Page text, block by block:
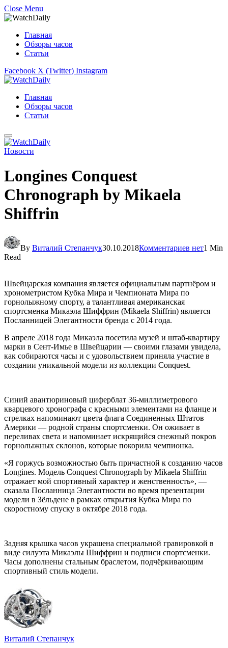
Close Menu
Главная
Обзоры часов
Статьи
Facebook X (Twitter) Instagram
Главная
Обзоры часов
Статьи
Новости
Longines Conquest
Chronograph by Mikaela
Shiffrin
By Виталий Степанчук30.10.2018Комментариев нет1 Min
Read
Швейцарская компания является официальным партнёром и
хронометристом Кубка Мира и Чемпионата Мира по
горнолыжному спорту, а талантливая американская
спортсменка Микаэла Шиффрин (Mikaela Shiffrin) является
Посланницей Элегантности бренда с 2014 года.
В апреле 2018 года Микаэла посетила музей и штаб-квартиру
марки в Сент-Имье в Швейцарии — своими глазами увидела,
как собираются часы и с удовольствием приняла участие в
создании уникальной модели из коллекции Conquest.
Синий авантюриновый циферблат 36-миллиметрового
кварцевого хронографа с красными элементами на фланце и
стрелках напоминают цвета флага Соединенных Штатов
Америки — родной страны спортсменки. Он оживает в
переливах света и напоминает искрящийся снежный покров
горнолыжных склонов, которые покорила чемпионка.
«Я горжусь возможностью быть причастной к созданию часов
Longines. Модель Conquest Chronograph by Mikaela Shiffrin
отражает мой спортивный характер и женственность», —
сказала Посланница Элегантности во время презентации
модели в Зёльдене в рамках открытия Кубка Мира по
скоростному спуску в октябре 2018 года.
Задняя крышка часов украшена специальной гравировкой в
виде силуэта Микаэлы Шиффрин и подписи спортсменки.
Часы дополнены стальным браслетом, подчёркивающим
спортивный стиль модели.
Виталий Степанчук